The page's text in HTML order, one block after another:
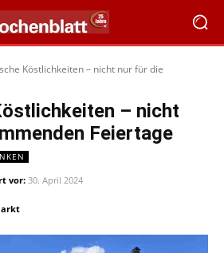
Köstlichkeiten – nicht nur für die
– nicht
Feiertage
vor:30. April 2024